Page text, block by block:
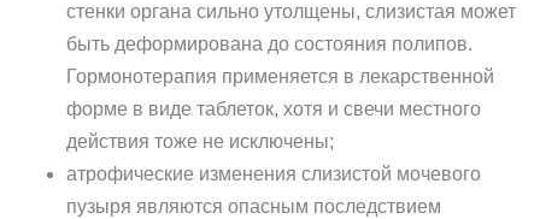
стенки органа сильно утолщены, слизистая может
быть деформирована до состояния полипов.
Гормонотерапия применяется в лекарственной
форме в виде таблеток, хотя и свечи местного
действия тоже не исключены;
атрофические изменения слизистой мочевого
пузыря являются опасным последствием